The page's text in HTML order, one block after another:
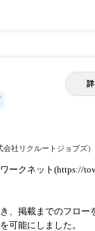
会社リクルートジョブズ）
ークネット(https://
、掲載までのフロー
可能にしました。